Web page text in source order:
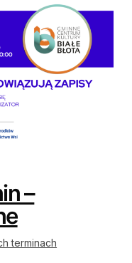
–
terminach